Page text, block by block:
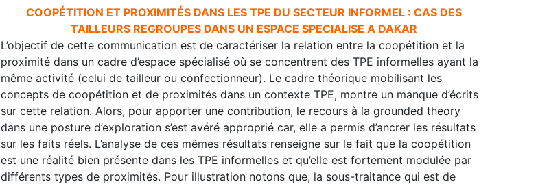
COOPÉTITION ET PROXIMITÉS DANS LES TPE DU SECTEUR INFORMEL : CAS DES
TAILLEURS REGROUPES DANS UN ESPACE SPECIALISE A DAKAR
L’objectif de cette communication est de caractériser la relation entre la coopétition et la
proximité dans un cadre d’espace spécialisé où se concentrent des TPE informelles ayant la
même activité (celui de tailleur ou confectionneur). Le cadre théorique mobilisant les
concepts de coopétition et de proximités dans un contexte TPE, montre un manque d’écrits
sur cette relation. Alors, pour apporter une contribution, le recours à la grounded theory
dans une posture d’exploration s’est avéré approprié car, elle a permis d’ancrer les résultats
sur les faits réels. L’analyse de ces mêmes résultats renseigne sur le fait que la coopétition
est une réalité bien présente dans les TPE informelles et qu’elle est fortement modulée par
différents types de proximités. Pour illustration notons que, la sous-traitance qui est de